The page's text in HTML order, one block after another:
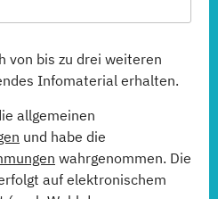
von bis zu drei weiteren
Infomaterial erhalten.
allgemeinen
und habe die
wahrgenommen. Die
auf elektronischem